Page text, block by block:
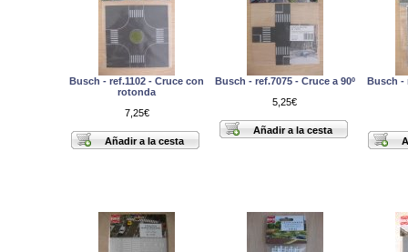
Busch - ref.1102 - Cruce con
rotonda
7,25€
Busch - ref.7075 - Cruce a 90º
5,25€
Busch -